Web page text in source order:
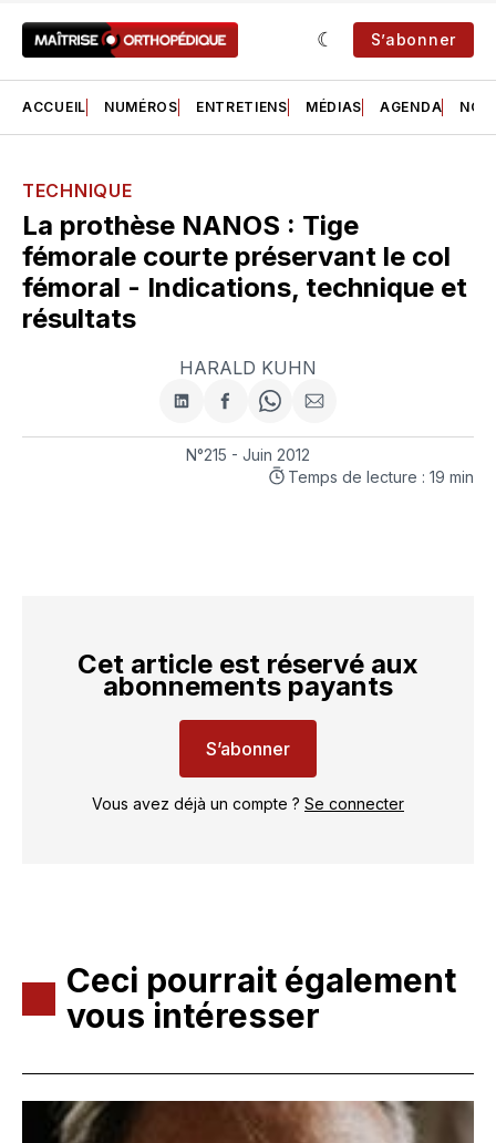
S’abonner
ACCUEIL NUMÉROS ENTRETIENS MÉDIAS AGENDA NOS
TECHNIQUE
La prothèse NANOS : Tige
fémorale courte préservant le col
fémoral - Indications, technique et
résultats
HARALD KUHN
Partager
sur
LinkedIn
Partager
sur
Facebook
Share
on
WhatsApp
Partager
par
N°215 - Juin 2012
Temps de lecture : 19 min
Cet article est réservé aux
abonnements payants
S’abonner
Vous avez déjà un compte ? Se connecter
Ceci pourrait également
vous intéresser